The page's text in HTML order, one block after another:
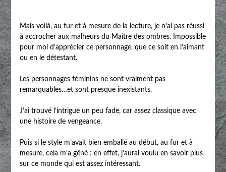
Mais voilà, au fur et à mesure de la lecture, je n’ai pas réussi
à accrocher aux malheurs du Maitre des ombres. Impossible
pour moi d’apprécier ce personnage, que ce soit en l’aimant
ou en le détestant.
Les personnages féminins ne sont vraiment pas
remarquables…et sont presque inexistants.
J’ai trouvé l’intrigue un peu fade, car assez classique avec
une histoire de vengeance.
Puis si le style m’avait bien emballé au début, au fur et à
mesure, cela m’a gêné : en effet, j’aurai voulu en savoir plus
sur ce monde qui est assez intéressant.